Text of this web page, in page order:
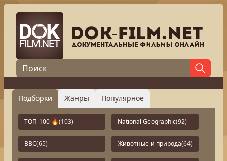
Подборки Жанры Популярное
ТОП-100 🔥(103) National Geographic(92)
BBC(65) Животные и природа(64)